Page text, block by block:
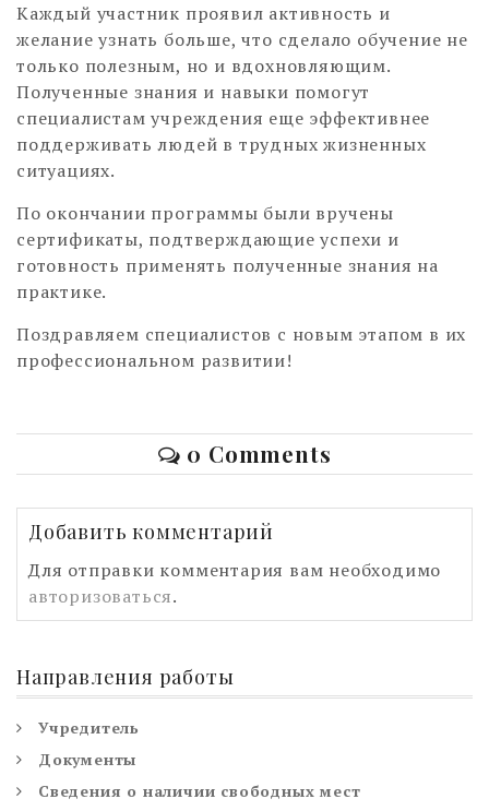
Каждый участник проявил активность и
желание узнать больше, что сделало обучение не
только полезным, но и вдохновляющим.
Полученные знания и навыки помогут
специалистам учреждения еще эффективнее
поддерживать людей в трудных жизненных
ситуациях.
По окончании программы были вручены
сертификаты, подтверждающие успехи и
готовность применять полученные знания на
практике.
Поздравляем специалистов с новым этапом в их
профессиональном развитии!
0 Comments
Добавить комментарий
Для отправки комментария вам необходимо
авторизоваться.
Направления работы
Учредитель
Документы
Сведения о наличии свободных мест